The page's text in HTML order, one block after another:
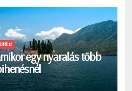
egy nyaralás több